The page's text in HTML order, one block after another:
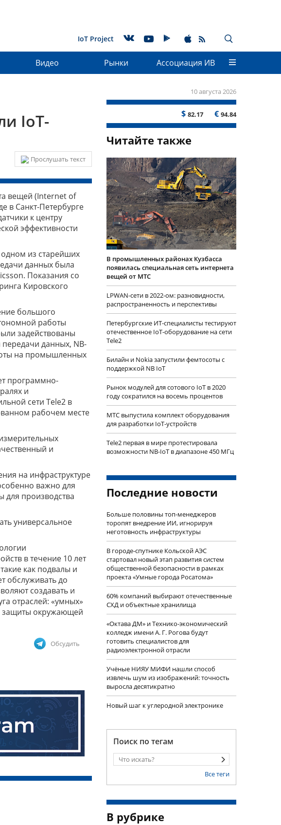
IoT Project
Видео Рынки Ассоциация ИВ
10 августа 2026
$ 82.17 € 94.84
IoT-
Прослушать текст
вещей (Internet of
в Санкт-Петербурге
к центру
эффективности
из старейших
данных была
Показания со
Кировского
большого
работы
задействованы
данных, NB-
на промышленных
программно-
и
сети Tele2 в
рабочем месте
и
на инфраструктуре
важно для
производства
универсальное
в течение 10 лет
как подвалы и
обслуживать до
создавать и
отраслей: «умных»
защиты окружающей
Обсудить
Читайте также
В промышленных районах Кузбасса
появилась специальная сеть интернета
вещей от МТС
LPWAN-сети в 2022-ом: разновидности,
распространенность и перспективы
Петербургские ИТ-специалисты тестируют
отечественное IoT-оборудование на сети
Tele2
Билайн и Nokia запустили фемтосоты с
поддержкой NB IoT
Рынок модулей для сотового IoT в 2020
году сократился на восемь процентов
МТС выпустила комплект оборудования
для разработки IoT-устройств
Tele2 первая в мире протестировала
возможности NB-IoT в диапазоне 450 МГц
Последние новости
Больше половины топ-менеджеров
торопят внедрение ИИ, игнорируя
неготовность инфраструктуры
В городе-спутнике Кольской АЭС
стартовал новый этап развития систем
общественной безопасности в рамках
проекта «Умные города Росатома»
60% компаний выбирают отечественные
СХД и объектные хранилища
«Октава ДМ» и Технико-экономический
колледж имени А. Г. Рогова будут
готовить специалистов для
радиоэлектронной отрасли
Учëные НИЯУ МИФИ нашли способ
извлечь шум из изображений: точность
выросла десятикратно
Новый шаг к углеродной электронике
Поиск по тегам
Все теги
В рубрике